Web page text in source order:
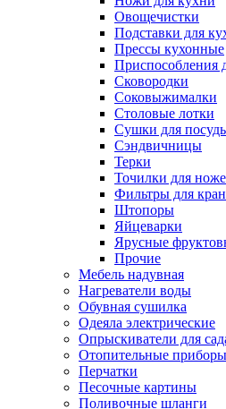
Овощечистки
Подставки для
Прессы кухонные
Приспособления
Сковородки
Соковыжималки
Столовые лотки
Сушки для
Сэндвичницы
Терки
Точилки для
Фильтры для
Штопоры
Яйцеварки
Ярусные
Прочие
Мебель надувная
Нагреватели воды
Обувная сушилка
Одеяла электрические
Опрыскиватели для
Отопительные приборы
Перчатки
Песочные картины
Поливочные шланги